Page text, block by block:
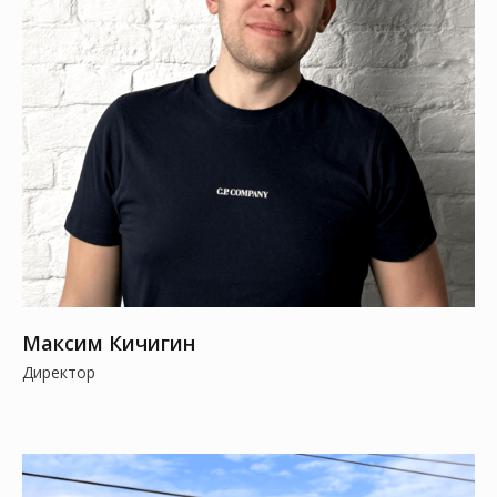
Максим Кичигин
Директор
TELEGRAM БОТ ПО ВСЕМ ВОПРОСАМ